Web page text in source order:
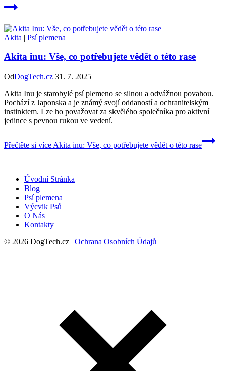
Akita | Psí plemena
Akita inu: Vše, co potřebujete vědět o této rase
OdDogTech.cz 31. 7. 2025
Akita Inu je starobylé psí plemeno se silnou a odvážnou povahou.
Pochází z Japonska a je známý svojí oddaností a ochranitelským
instinktem. Lze ho považovat za skvělého společníka pro aktivní
jedince s pevnou rukou ve vedení.
Přečtěte si více Akita inu: Vše, co potřebujete vědět o této rase
Úvodní Stránka
Blog
Psí plemena
Výcvik Psů
O Nás
Kontakty
© 2026 DogTech.cz | Ochrana Osobních Údajů